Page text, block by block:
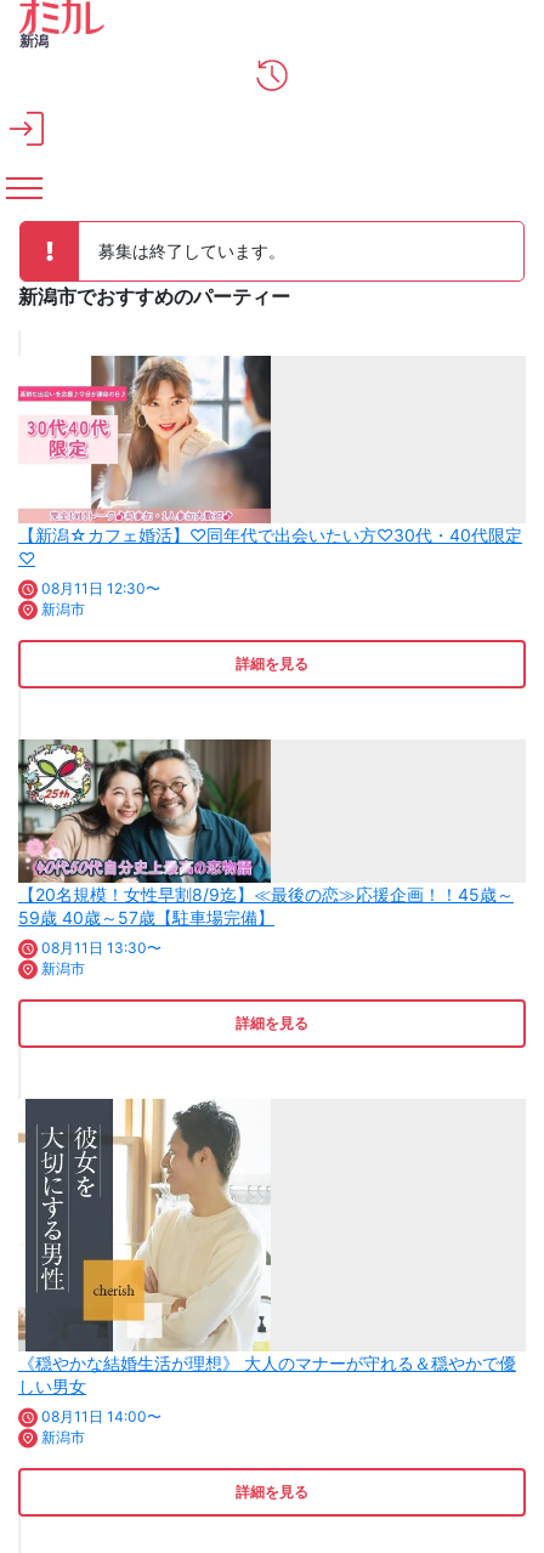
メインコンテンツへスキップ
新潟
募集は終了しています。
新潟市でおすすめのパーティー
【新潟☆カフェ婚活】♡同年代で出会いたい方♡30代・40代限定
♡
08月11日 12:30〜
新潟市
詳細を見る
【20名規模！女性早割8/9迄】≪最後の恋≫応援企画！！45歳～
59歳 40歳～57歳【駐車場完備】
08月11日 13:30〜
新潟市
詳細を見る
《穏やかな結婚生活が理想》 大人のマナーが守れる＆穏やかで優
しい男女
08月11日 14:00〜
新潟市
詳細を見る